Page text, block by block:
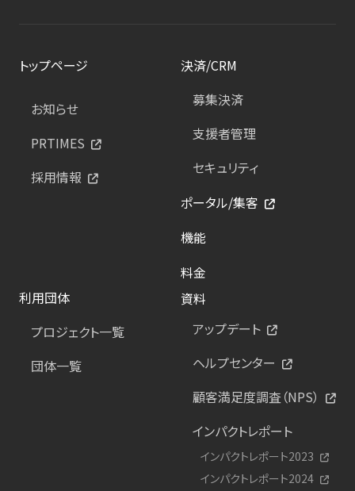
トップページ
お知らせ
PRTIMES
採用情報
決済/CRM
募集決済
支援者管理
セキュリティ
ポータル/集客
機能
料金
利用団体
プロジェクト一覧
団体一覧
資料
アップデート
ヘルプセンター
顧客満足度調査（NPS）
インパクトレポート
インパクトレポート2023
インパクトレポート2024